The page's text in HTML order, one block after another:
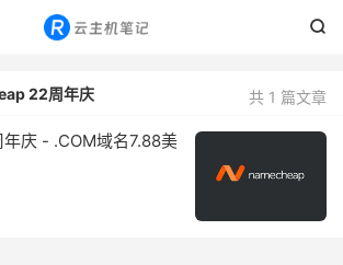

共 1 篇文章
22周年庆
庆 - .COM域名7.88美